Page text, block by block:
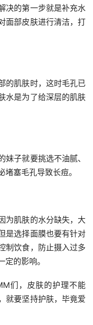
决的第一步就是补充水
面部皮肤进行清洁，打
的肌肤时，这时毛孔已
水是为了给深层的肌肤
子就要挑选不油腻、
塞毛孔导致长痘。
为肌肤的水分缺失，大
是选择面膜也要有针对
制饮食，防止摄入过多
的影响。
们，皮肤的护理不能
就要坚持护肤，毕竟爱